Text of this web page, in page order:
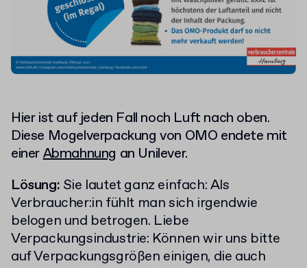
Hier ist auf jeden Fall noch Luft nach oben.
Diese Mogelverpackung von OMO endete mit
einerAbmahnung an Unilever.
Lösung: Sie lautet ganz einfach: Als
Verbraucher:in fühlt man sich irgendwie
belogen und betrogen. Liebe
Verpackungsindustrie: Können wir uns bitte
auf Verpackungsgrößen einigen, die auch